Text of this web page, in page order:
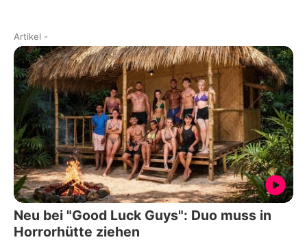
Artikel -
Neu bei "Good Luck Guys": Duo muss in
Horrorhütte ziehen